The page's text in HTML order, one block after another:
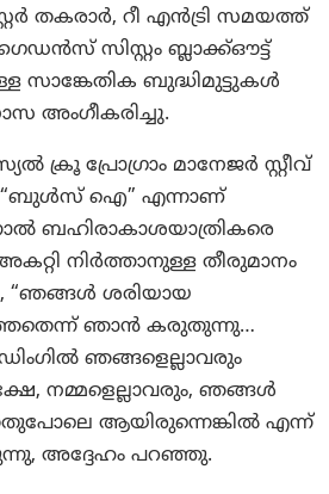
തകരാർ, റീ എൻട്രി സമയത്ത്
സിസ്റ്റം ബ്ലാക്ക്ഔട്ട്
സാങ്കേതിക ബുദ്ധിമുട്ടുകൾ
അംഗീകരിച്ചു.
ക്രൂ പ്രോഗ്രാം മാനേജർ സ്റ്റീവ്
“ബുൾസ് ഐ” എന്നാണ്
ബഹിരാകാശയാത്രികരെ
നിർത്താനുള്ള തീരുമാനം
“ഞങ്ങൾ ശരിയായ
ഞാൻ കരുതുന്നു…
ഞങ്ങളെല്ലാവരും
നമ്മളെല്ലാവരും, ഞങ്ങൾ
ആയിരുന്നെങ്കിൽ എന്ന്
അദ്ദേഹം പറഞ്ഞു.